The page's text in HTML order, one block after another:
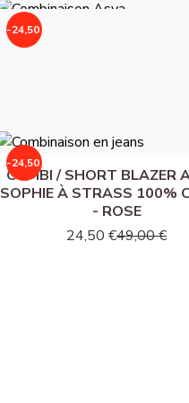
-24,50 €
COMBINAISON ASYA -
-24,50 €
COMBI / SHORT BLAZER
SOPHIE À STRASS 100%
- ROSE
24,50 €49,00 €